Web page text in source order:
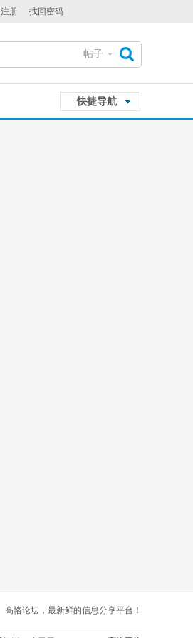
注册 找回密码
帖子
快捷导航
高恪论坛，最新鲜的信息分享平台！